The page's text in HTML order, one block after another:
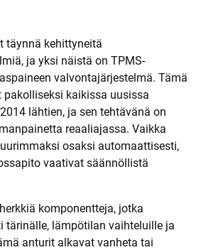
täynnä kehittyneitä
ja yksi näistä on TPMS-
valvontajärjestelmä. Tämä
kaikissa uusissa
lähtien, ja sen tehtävänä on
reaaliajassa. Vaikka
osaksi automaattisesti,
vaativat säännöllistä
komponentteja, jotka
tärinälle, lämpötilan vaihteluille ja
anturit alkavat vanheta tai